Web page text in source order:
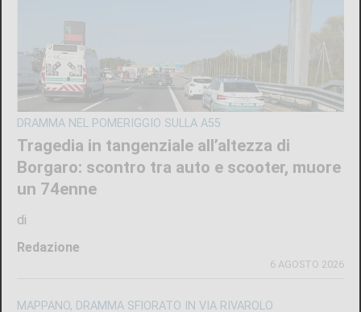
DRAMMA NEL POMERIGGIO SULLA A55
Tragedia in tangenziale all’altezza di
Borgaro: scontro tra auto e scooter, muore
un 74enne
di
Redazione
6 AGOSTO 2026
MAPPANO, DRAMMA SFIORATO IN VIA RIVAROLO